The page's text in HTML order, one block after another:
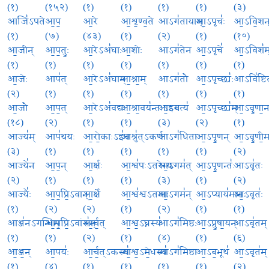
(१)
आजि॑ऽपते
(१)
आ॒जीन्
(१)
आ॒जेः
(२)
आ॒जौ
(१८)
आज्य॑म्
(३)
आज्ये॑न
(२)
आज्यैः॑
(१)
आञ्ज॑नऽगन्धिम्
(१)
आ॒ञ्ज॒न्
(१)
(१५२)
आ॒प॒
(७)
आ॒प॒तुः॒
(१)
आप॑त्
(१)
आ॒प॒त्
(२)
आप॑थयः
(१)
आ॒प॒न्
(१)
आ॒प॒प्रि॒ऽवान्
(२)
आ॒प॒प्रि॒ऽवांस॑म्
(१)
आ॒पयः॑
(४)
(१)
आ॒रे
(४३)
आ॒रेऽअ॑घाः
(१)
आ॒रेऽअ॑घाम्
(१)
आ॒रेऽअ॑वद्यः
(१)
आ॒रो॒काःऽइ॑व
(१)
आ॒र्क्षः
(१)
आ॒र्क्षे
(२)
आ॒र्च॒त्
(२)
आ॒र्च॒त्ऽकस्य॑
(१)
(१)
आ॒शृ॒ण्व॒ते
(१)
आ॒शोः
(१)
आ॒श्ना॒म्
(१)
आ॒श्रा॒वय॑न्तःऽइव
(१)
आश्रु॑त्ऽकर्ण
(१)
आ॒श्व॑पःऽतरेभ्यः
(१)
आ॒श्व॑श्वऽतमाः
(१)
आ॒श्व॒ऽघ्नस्य॑
(१)
आ॒श्व॒ऽमे॒धस्य॑
(१)
(१)
आऽग॑तायाम्
(२)
आऽग॑तेन
(१)
आऽग॑तौ
(१)
आ॒ऽगत्य॑
(३)
आऽग॑धिता
(१)
आ॒ऽगम॑त्
(३)
आ॒ऽगम॑न्
(२)
आऽग॑मिष्ठः
(४)
आऽग॑मिष्ठा
(१)
(१)
आ॒ऽपृचः॑
(१)
आ॒ऽपृचे॑
(१)
आ॒ऽपृच्छ्यः॑
(१)
आ॒ऽपृच्छ्य॑म्
(२)
आ॒ऽपृ॒णन्
(१)
आ॒ऽपृ॒णन्तः॑
(१)
आ॒ऽप्याय॑मानः
(१)
आ॒ऽप्रु॒षा॒यन्
(१)
आ॒ऽब॒भूथ॑
(१)
(३)
(१०)
(१)
(१)
(१)
(२)
आऽवृ॑तः
(२)
आ॒ऽवृतः॑
(१)
आऽवृ॑तम्
(६)
आ॒ऽवृत॑म्
(२)